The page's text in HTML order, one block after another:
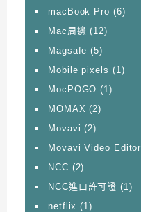
macBook Pro (6)
Mac周邊 (12)
Magsafe (5)
Mobile pixels (1)
MocPOGO (1)
MOMAX (2)
Movavi (2)
Movavi Video Editor
NCC (2)
NCC進口許可證 (1)
netflix (1)